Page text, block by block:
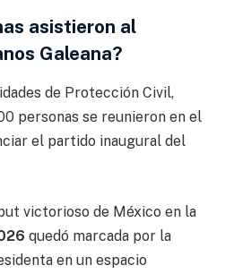
asistieron al
Galeana?
de Protección Civil,
personas se reunieron en el
el partido inaugural del
victorioso de México en la
quedó marcada por la
en un espacio